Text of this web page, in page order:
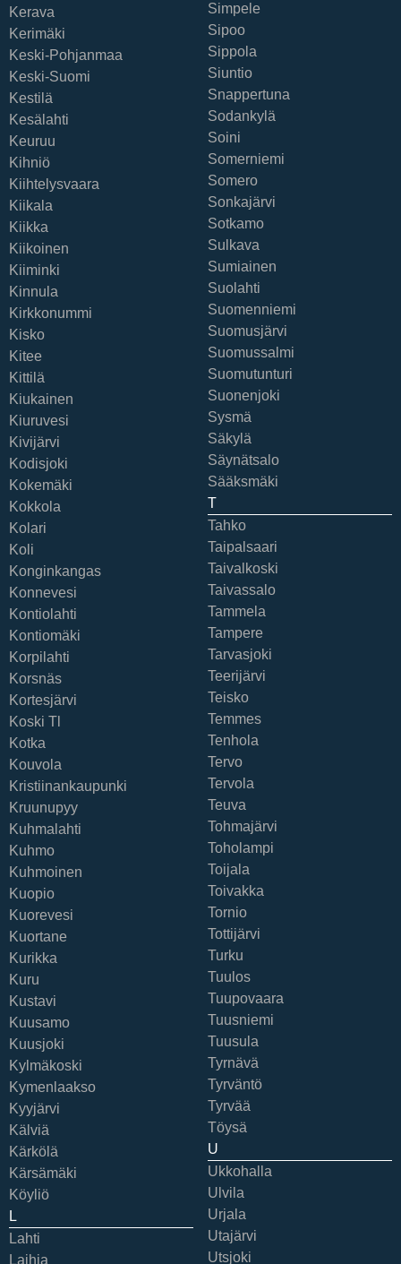
Kerava
Kerimäki
Keski-Pohjanmaa
Keski-Suomi
Kestilä
Kesälahti
Keuruu
Kihniö
Kiihtelysvaara
Kiikala
Kiikka
Kiikoinen
Kiiminki
Kinnula
Kirkkonummi
Kisko
Kitee
Kittilä
Kiukainen
Kiuruvesi
Kivijärvi
Kodisjoki
Kokemäki
Kokkola
Kolari
Koli
Konginkangas
Konnevesi
Kontiolahti
Kontiomäki
Korpilahti
Korsnäs
Kortesjärvi
Koski Tl
Kotka
Kouvola
Kristiinankaupunki
Kruunupyy
Kuhmalahti
Kuhmo
Kuhmoinen
Kuopio
Kuorevesi
Kuortane
Kurikka
Kuru
Kustavi
Kuusamo
Kuusjoki
Kylmäkoski
Kymenlaakso
Kyyjärvi
Kälviä
Kärkölä
Kärsämäki
Köyliö
L
Lahti
Laihia
Simpele
Sipoo
Sippola
Siuntio
Snappertuna
Sodankylä
Soini
Somerniemi
Somero
Sonkajärvi
Sotkamo
Sulkava
Sumiainen
Suolahti
Suomenniemi
Suomusjärvi
Suomussalmi
Suomutunturi
Suonenjoki
Sysmä
Säkylä
Säynätsalo
Sääksmäki
T
Tahko
Taipalsaari
Taivalkoski
Taivassalo
Tammela
Tampere
Tarvasjoki
Teerijärvi
Teisko
Temmes
Tenhola
Tervo
Tervola
Teuva
Tohmajärvi
Toholampi
Toijala
Toivakka
Tornio
Tottijärvi
Turku
Tuulos
Tuupovaara
Tuusniemi
Tuusula
Tyrnävä
Tyrväntö
Tyrvää
Töysä
U
Ukkohalla
Ulvila
Urjala
Utajärvi
Utsjoki